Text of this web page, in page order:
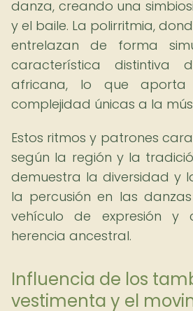
danza, creando una
y el baile. La polirritmia,
entrelazan de forma
característica distintiva
africana, lo que
complejidad únicas a la
Estos ritmos y patrones
según la región y la
demuestra la diversidad y
la percusión en las
vehículo de expresión y
herencia ancestral.
Influencia de los
vestimenta y el